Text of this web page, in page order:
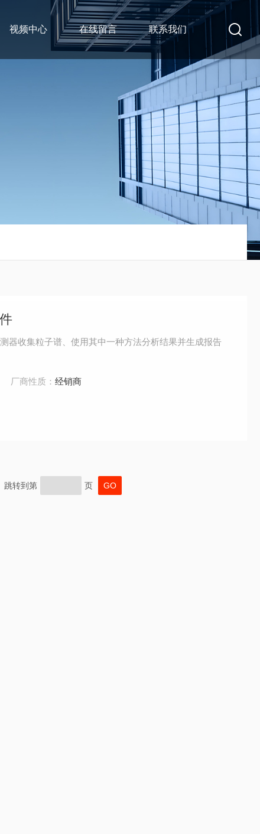
视频中心 在线留言 联系我们
器收集粒子谱、使用其中一种方法分析结果并生成报告
厂商性质：经销商
跳转到第 页